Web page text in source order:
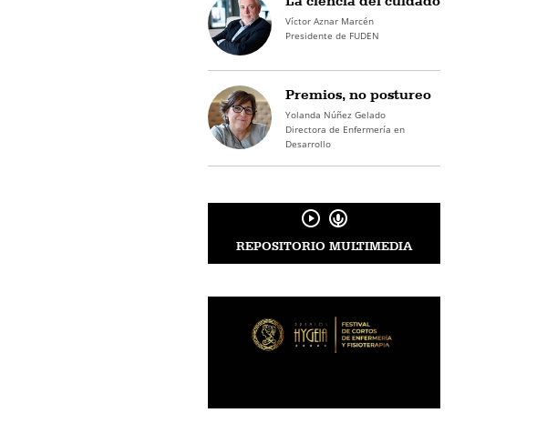
Víctor Aznar Marcén
Presidente de FUDEN
Premios, no postureo
Yolanda Núñez Gelado
Directora de Enfermería en
Desarrollo
REPOSITORIO MULTIMEDIA